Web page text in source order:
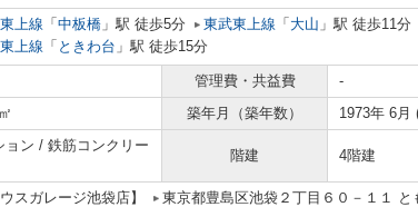
上線 「 中板橋 」駅 徒歩5分 東武東上線 「 大山 」駅 徒歩11分
上線 「 ときわ台 」駅 徒歩15分
管理費・共益費
-
築年月（築年数） 1973年 6月
ョン / 鉄筋コンクリー
階建 4階建
ウスガレージ池袋店】
東京都豊島区池袋２丁目６０－１１ と